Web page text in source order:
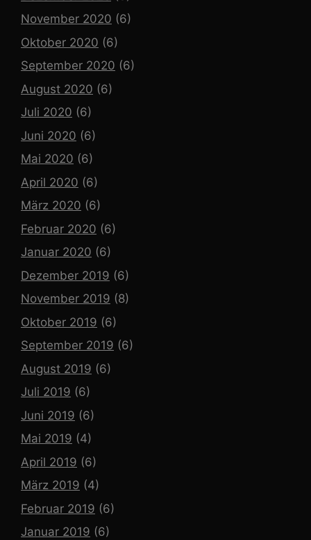
November 2020 (6)
Oktober 2020 (6)
September 2020 (6)
August 2020 (6)
Juli 2020 (6)
Juni 2020 (6)
Mai 2020 (6)
April 2020 (6)
März 2020 (6)
Februar 2020 (6)
Januar 2020 (6)
Dezember 2019 (6)
November 2019 (8)
Oktober 2019 (6)
September 2019 (6)
August 2019 (6)
Juli 2019 (6)
Juni 2019 (6)
Mai 2019 (4)
April 2019 (6)
März 2019 (4)
Februar 2019 (6)
Januar 2019 (6)